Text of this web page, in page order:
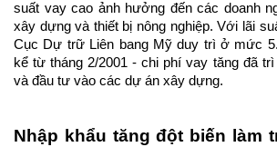
suất vay cao ảnh hưởng đến các doanh
xây dựng và thiết bị nông nghiệp. Với lãi
Cục Dự trữ Liên bang Mỹ duy trì ở mức
kể từ tháng 2/2001 - chi phí vay tăng đã
và đầu tư vào các dự án xây dựng.
Nhập khẩu tăng đột biến làm